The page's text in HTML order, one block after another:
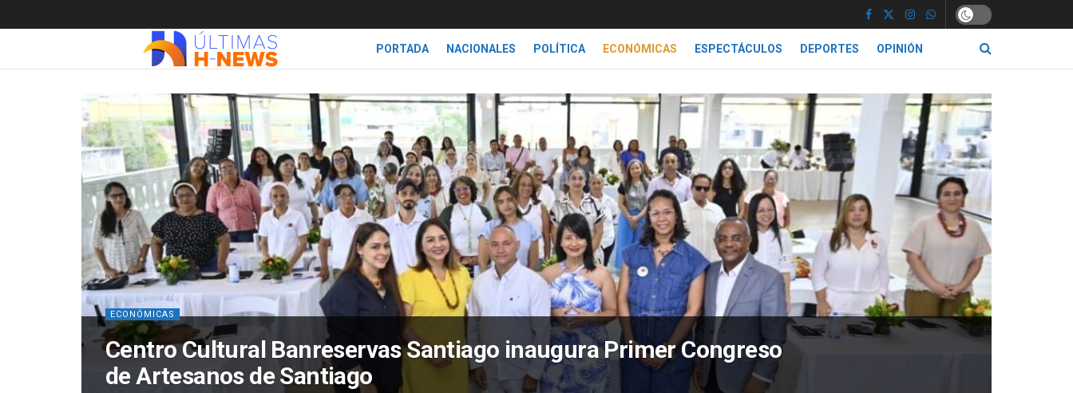
PORTADA NACIONALES POLÍTICA ECONÓMICAS ESPECTÁCULOS DEPORTES OPINIÓN
ECONÓMICAS
Centro Cultural Banreservas Santiago inaugura Primer Congreso
de Artesanos de Santiago